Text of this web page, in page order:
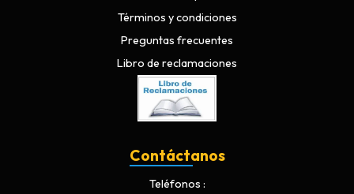
Términos y condiciones
Preguntas frecuentes
Libro de reclamaciones
Contáctanos
Teléfonos